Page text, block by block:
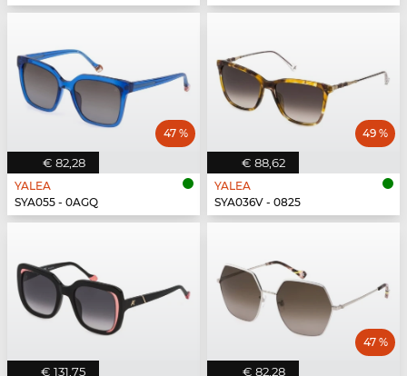
€ 82,28
47 %
YALEA
SYA055 - 0AGQ
€ 88,62
49 %
YALEA
SYA036V - 0825
€ 131,75 € 82,28
47 %